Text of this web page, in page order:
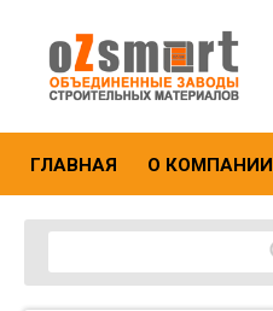
ГЛАВНАЯ О КОМПАНИИ